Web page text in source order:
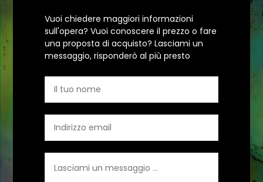
Vuoi chiedere maggiori informazioni
sull'opera? Vuoi conoscere il prezzo o fare
una proposta di acquisto? Lasciami un
messaggio, risponderò al più presto